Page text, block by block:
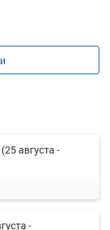
августа -
-